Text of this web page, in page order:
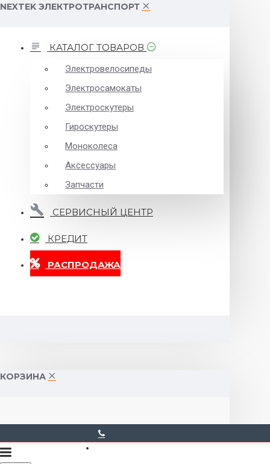
NEXTEK ЭЛЕКТРОТРАНСПОРТ
КАТАЛОГ ТОВАРОВ
Электровелосипеды
Электросамокаты
Электроскутеры
Гироскутеры
Моноколеса
Аксессуары
Запчасти
СЕРВИСНЫЙ ЦЕНТР
КРЕДИТ
РАСПРОДАЖА
КОРЗИНА